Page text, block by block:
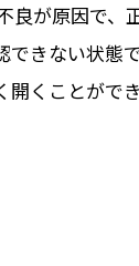
良が原因で、
できない状態
開くことがで